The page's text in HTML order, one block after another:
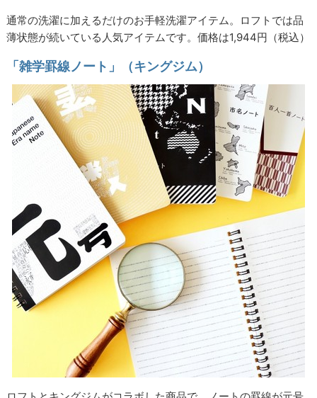
通常の洗濯に加えるだけのお手軽洗濯アイテム。ロフトでは品
薄状態が続いている人気アイテムです。価格は1,944円（税込）
「雑学罫線ノート」（キングジム）